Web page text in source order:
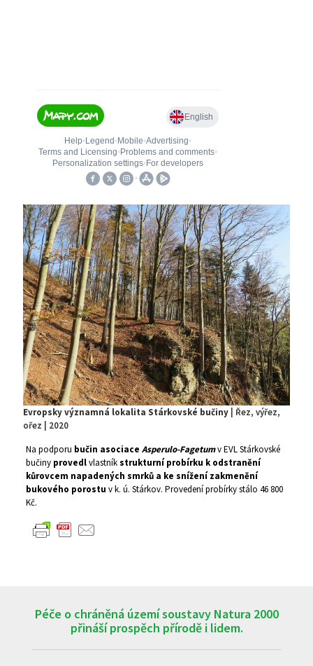
Evropsky významná lokalita Stárkovské bučiny | Řez, výřez,
ořez | 2020
Na podporu bučin asociace Asperulo-Fagetumv EVL Stárkovské
bučiny provedlvlastníkstrukturní probírku k odstranění
kůrovcem napadených smrků a ke snížení zakmenění
bukového porostu v k. ú. Stárkov. Provedení probírky stálo 46 800
Kč.
Péče o chráněná území soustavy Natura 2000
přináší prospěch přírodě i lidem.